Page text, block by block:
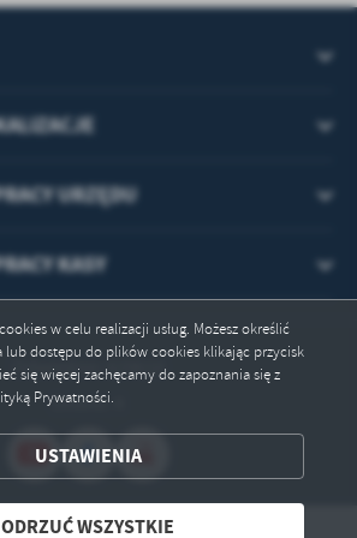
w celu realizacji usług. Możesz określić
dostępu do plików cookies klikając przycisk
się więcej zachęcamy do zapoznania się z
Prywatności.
USTAWIENIA
ODRZUĆ WSZYSTKIE
ZAPISZ WYBRANE
ODRZUĆ WSZYSTKIE
URZĘDU
KASY
Odwiedzin: 629610
Online: 4